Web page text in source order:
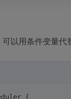
以用条件变量代
{